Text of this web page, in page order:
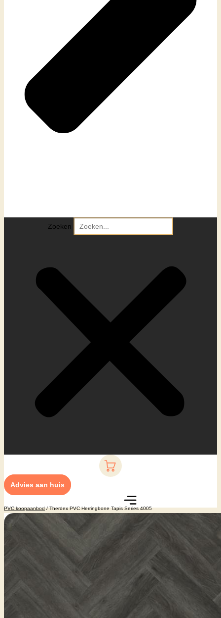
Zoeken
Advies aan huis
PVC koopaanbod/ Therdex PVC Herringbone Tapis Series 4005